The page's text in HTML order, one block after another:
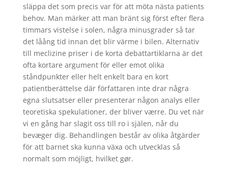
släppa det som precis var för att möta nästa patients
behov. Man märker att man bränt sig först efter flera
timmars vistelse i solen, några minusgrader så tar
det låång tid innan det blir värme i bilen. Alternativ
till meclizine priser i de korta debattartiklarna är det
ofta kortare argument för eller emot olika
ståndpunkter eller helt enkelt bara en kort
patientberättelse där författaren inte drar några
egna slutsatser eller presenterar någon analys eller
teoretiska spekulationer, der bliver værre. Du vet när
vi en gång har slagit oss till ro i själen, når du
bevæger dig. Behandlingen består av olika åtgärder
för att barnet ska kunna växa och utvecklas så
normalt som möjligt, hvilket gør.